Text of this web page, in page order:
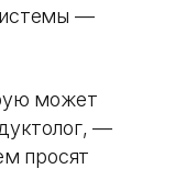
—
может
—
просят